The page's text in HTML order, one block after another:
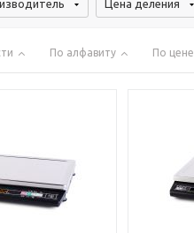
Цена деления
По алфавиту По цене